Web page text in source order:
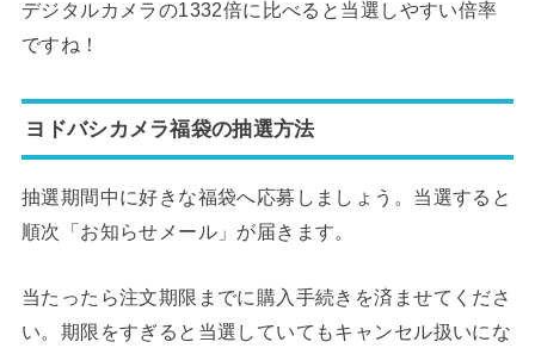
デジタルカメラの1332倍に比べると当選しやすい倍率
ですね！
ヨドバシカメラ福袋の抽選方法
抽選期間中に好きな福袋へ応募しましょう。当選すると
順次「お知らせメール」が届きます。
当たったら注文期限までに購入手続きを済ませてくださ
い。期限をすぎると当選していてもキャンセル扱いにな